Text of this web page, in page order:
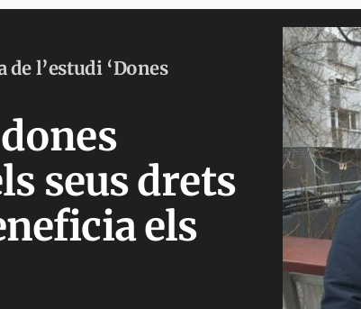
de l’estudi ‘Dones
seus drets
els